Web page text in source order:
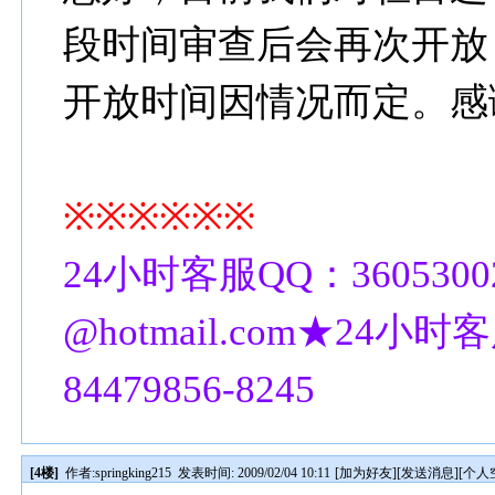
段时间审查后会再次开
开放时间因情况而定。
※※※※※※
24小时客服QQ：
@hotmail.com★24小时
84479856-8245
[4楼] 作者:springking215 发表时间: 2009/02/04 10:11 [加为好友][发送消息][个人